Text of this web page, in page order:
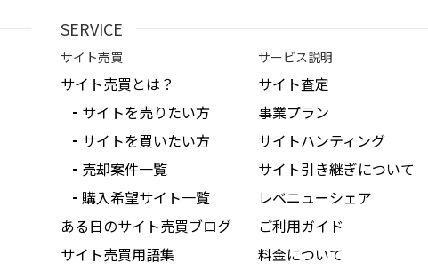
SERVICE
サイト売買
サイト売買とは？
サイトを売りたい方
サイトを買いたい方
売却案件一覧
購入希望サイト一覧
ある日のサイト売買ブログ
サイト売買用語集
サービス説明
サイト査定
事業プラン
サイトハンティング
サイト引き継ぎについて
レベニューシェア
ご利用ガイド
料金について